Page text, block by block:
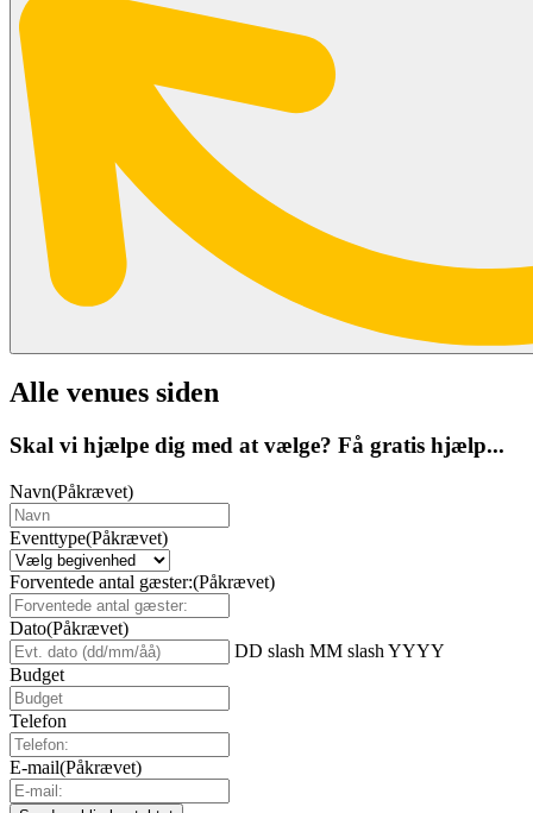
Alle venues siden
Skal vi hjælpe dig med at vælge? Få gratis hjælp...
Navn(Påkrævet)
Eventtype(Påkrævet)
Forventede antal gæster:(Påkrævet)
Dato(Påkrævet)
DD slash MM slash YYYY
Budget
Telefon
E-mail(Påkrævet)